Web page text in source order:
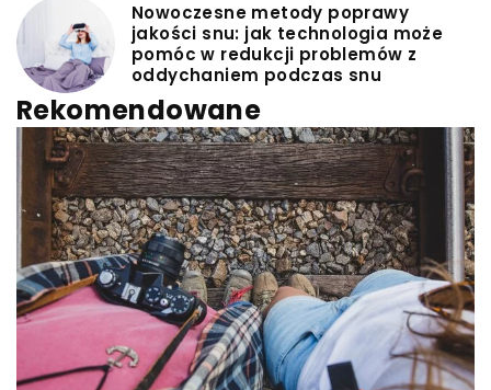
Nowoczesne metody poprawy
jakości snu: jak technologia może
pomóc w redukcji problemów z
oddychaniem podczas snu
Rekomendowane